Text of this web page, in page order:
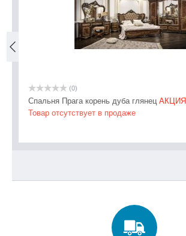
(0)
Спальня Прага корень дуба глянец АКЦИЯ
Товар отсутствует в продаже